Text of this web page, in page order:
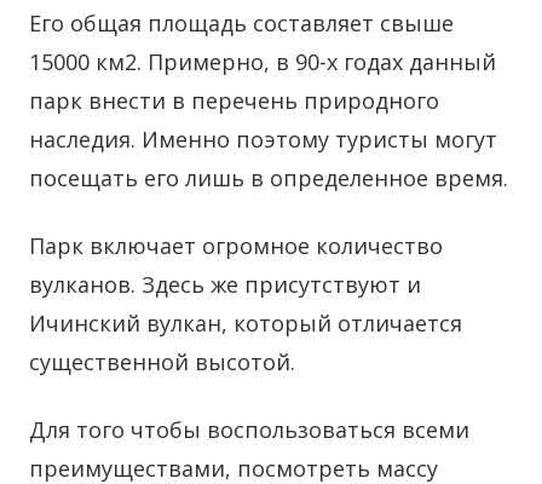
Его общая площадь составляет свыше
15000 км2. Примерно, в 90-х годах данный
парк внести в перечень природного
наследия. Именно поэтому туристы могут
посещать его лишь в определенное время.
Парк включает огромное количество
вулканов. Здесь же присутствуют и
Ичинский вулкан, который отличается
существенной высотой.
Для того чтобы воспользоваться всеми
преимуществами, посмотреть массу